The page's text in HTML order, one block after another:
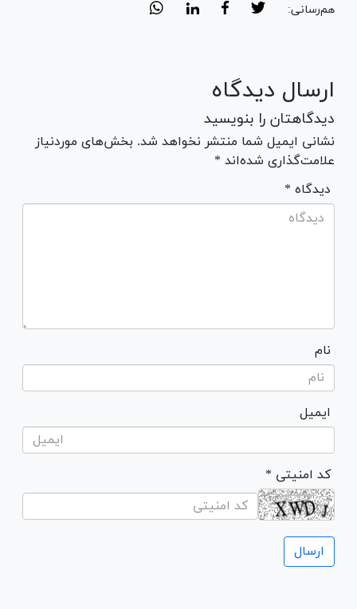
هم‌رسانی:
ارسال دیدگاه
دیدگاهتان را بنویسید
نشانی ایمیل شما منتشر نخواهد شد. بخش‌های موردنیاز
علامت‌گذاری شده‌اند *
* دیدگاه
نام
ایمیل
* کد امنیتی